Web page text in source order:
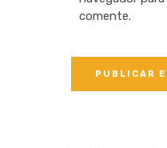
comente.